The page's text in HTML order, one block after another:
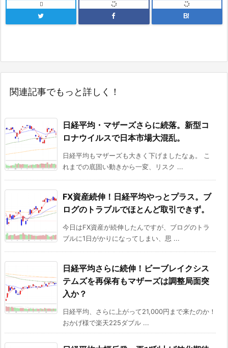

B!
関連記事でもっと詳しく！
日経平均・マザーズさらに続落。新型コ
ロナウイルスで日本市場大混乱。
日経平均もマザーズも大きく下げましたなぁ。 こ
れまでの底固い動きから一変、リスク ...
FX資産続伸！日経平均やっとプラス。ブ
ログのトラブルでほとんど取引できず。
今日はFX資産が続伸したんですが、ブログのトラ
ブルに1日がかりになってしまい、思 ...
日経平均さらに続伸！ビーブレイクシス
テムズを再保有もマザーズは調整局面突
入か？
日経平均、さらに上がって21,000円まで来たのか！
おかげ様で楽天225ダブル ...